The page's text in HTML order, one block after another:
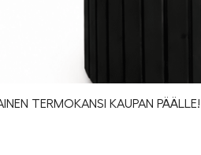
TERMOKANSI KAUPAN